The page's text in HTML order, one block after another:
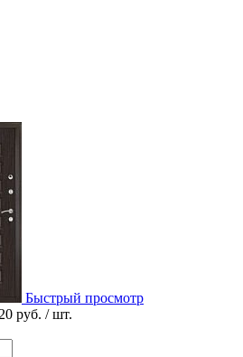
Быстрый просмотр
руб. / шт.